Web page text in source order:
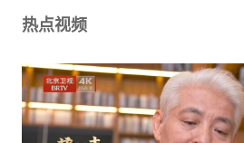
热点视频